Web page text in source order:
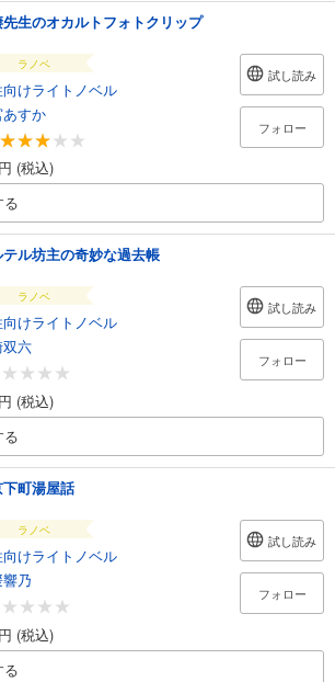
生のオカルトフォトクリップ
ラノベ
けライトノベル
すか
(税込)
試し読み
フォロー
ル坊主の奇妙な過去帳
ラノベ
けライトノベル
六
(税込)
試し読み
フォロー
町湯屋話
ラノベ
けライトノベル
乃
(税込)
試し読み
フォロー